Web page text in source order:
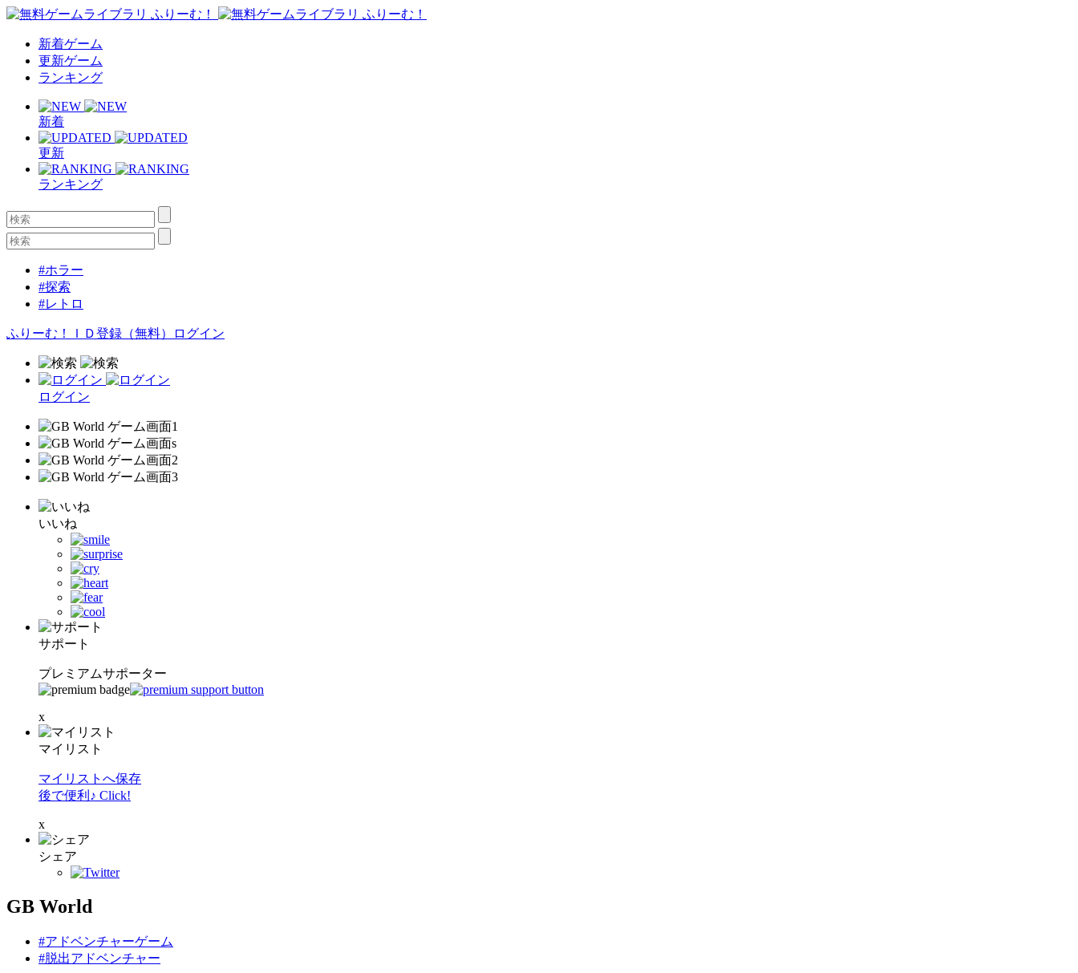
新着ゲーム
更新ゲーム
ランキング
新着
更新
ランキング
#ホラー
#探索
#レトロ
ふりーむ！ＩＤ登録（無料） ログイン
ログイン
いいね
サポート
プレミアムサポーター
x
マイリスト
マイリストへ保存
後で便利♪ Click!
x
シェア
GB World
#アドベンチャーゲーム
#脱出アドベンチャー